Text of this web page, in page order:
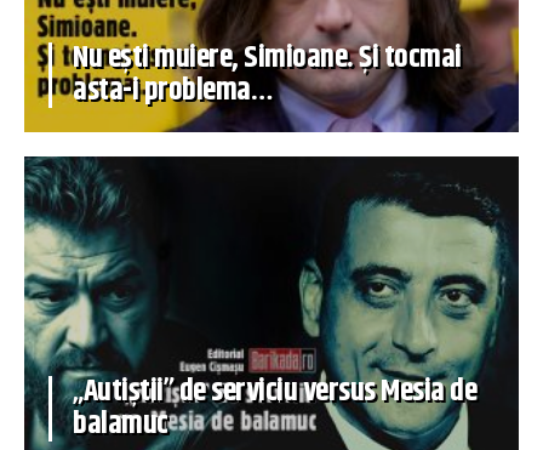
Nu ești muiere, Simioane. Și tocmai
asta-i problema…
„Autiștii” de serviciu versus Mesia de
balamuc